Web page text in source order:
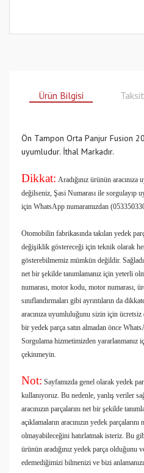
Ürün Bilgisi
Ön Tampon Orta Panjur Fusion
uyumludur. İthal Markadır.
Dikkat: Aradığınız ürünün
değilseniz, Şasi Numarası ile sorgulayıp
için WhatsApp numaramızdan
Otomobilin fabrikasında takılan yedek
değişiklik göstereceği için teknik olarak
gösterebilmemiz mümkün değildir.
net bir şekilde tanımlamanız için yeterli
numarası, motor kodu, motor numarası,
sınıflandırmaları gibi ayrıntıların da
aracınıza uyumluluğunu sizin için
bir yedek parça satın almadan önce
Sorgulama hizmetimizden yararlanmanız
çekinmeyin.
Not: Sayfamızda genel olarak yedek
kullanıyoruz. Bu nedenle, yanlış veriler
aracınızın parçalarını net bir şekilde
açıklamaların aracınızın yedek
olmayabileceğini hatırlatmak isteriz. Bu
ürünün aradığınız yedek parça olduğunu
edemediğimizi bilmenizi ve bizi